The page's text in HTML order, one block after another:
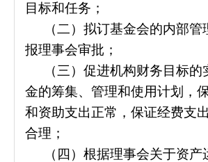
目标和任务；
（二）拟订基金会的内部管
报理事会审批；
（三）促进机构财务目标
金的筹集、管理和使用计划，
和资助支出正常，保证经费支
合理；
（四）根据理事会关于资产